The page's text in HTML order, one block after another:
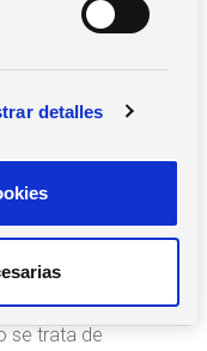
detalles
registro de
para cumplir con
actual
si está adaptado a
se trata de